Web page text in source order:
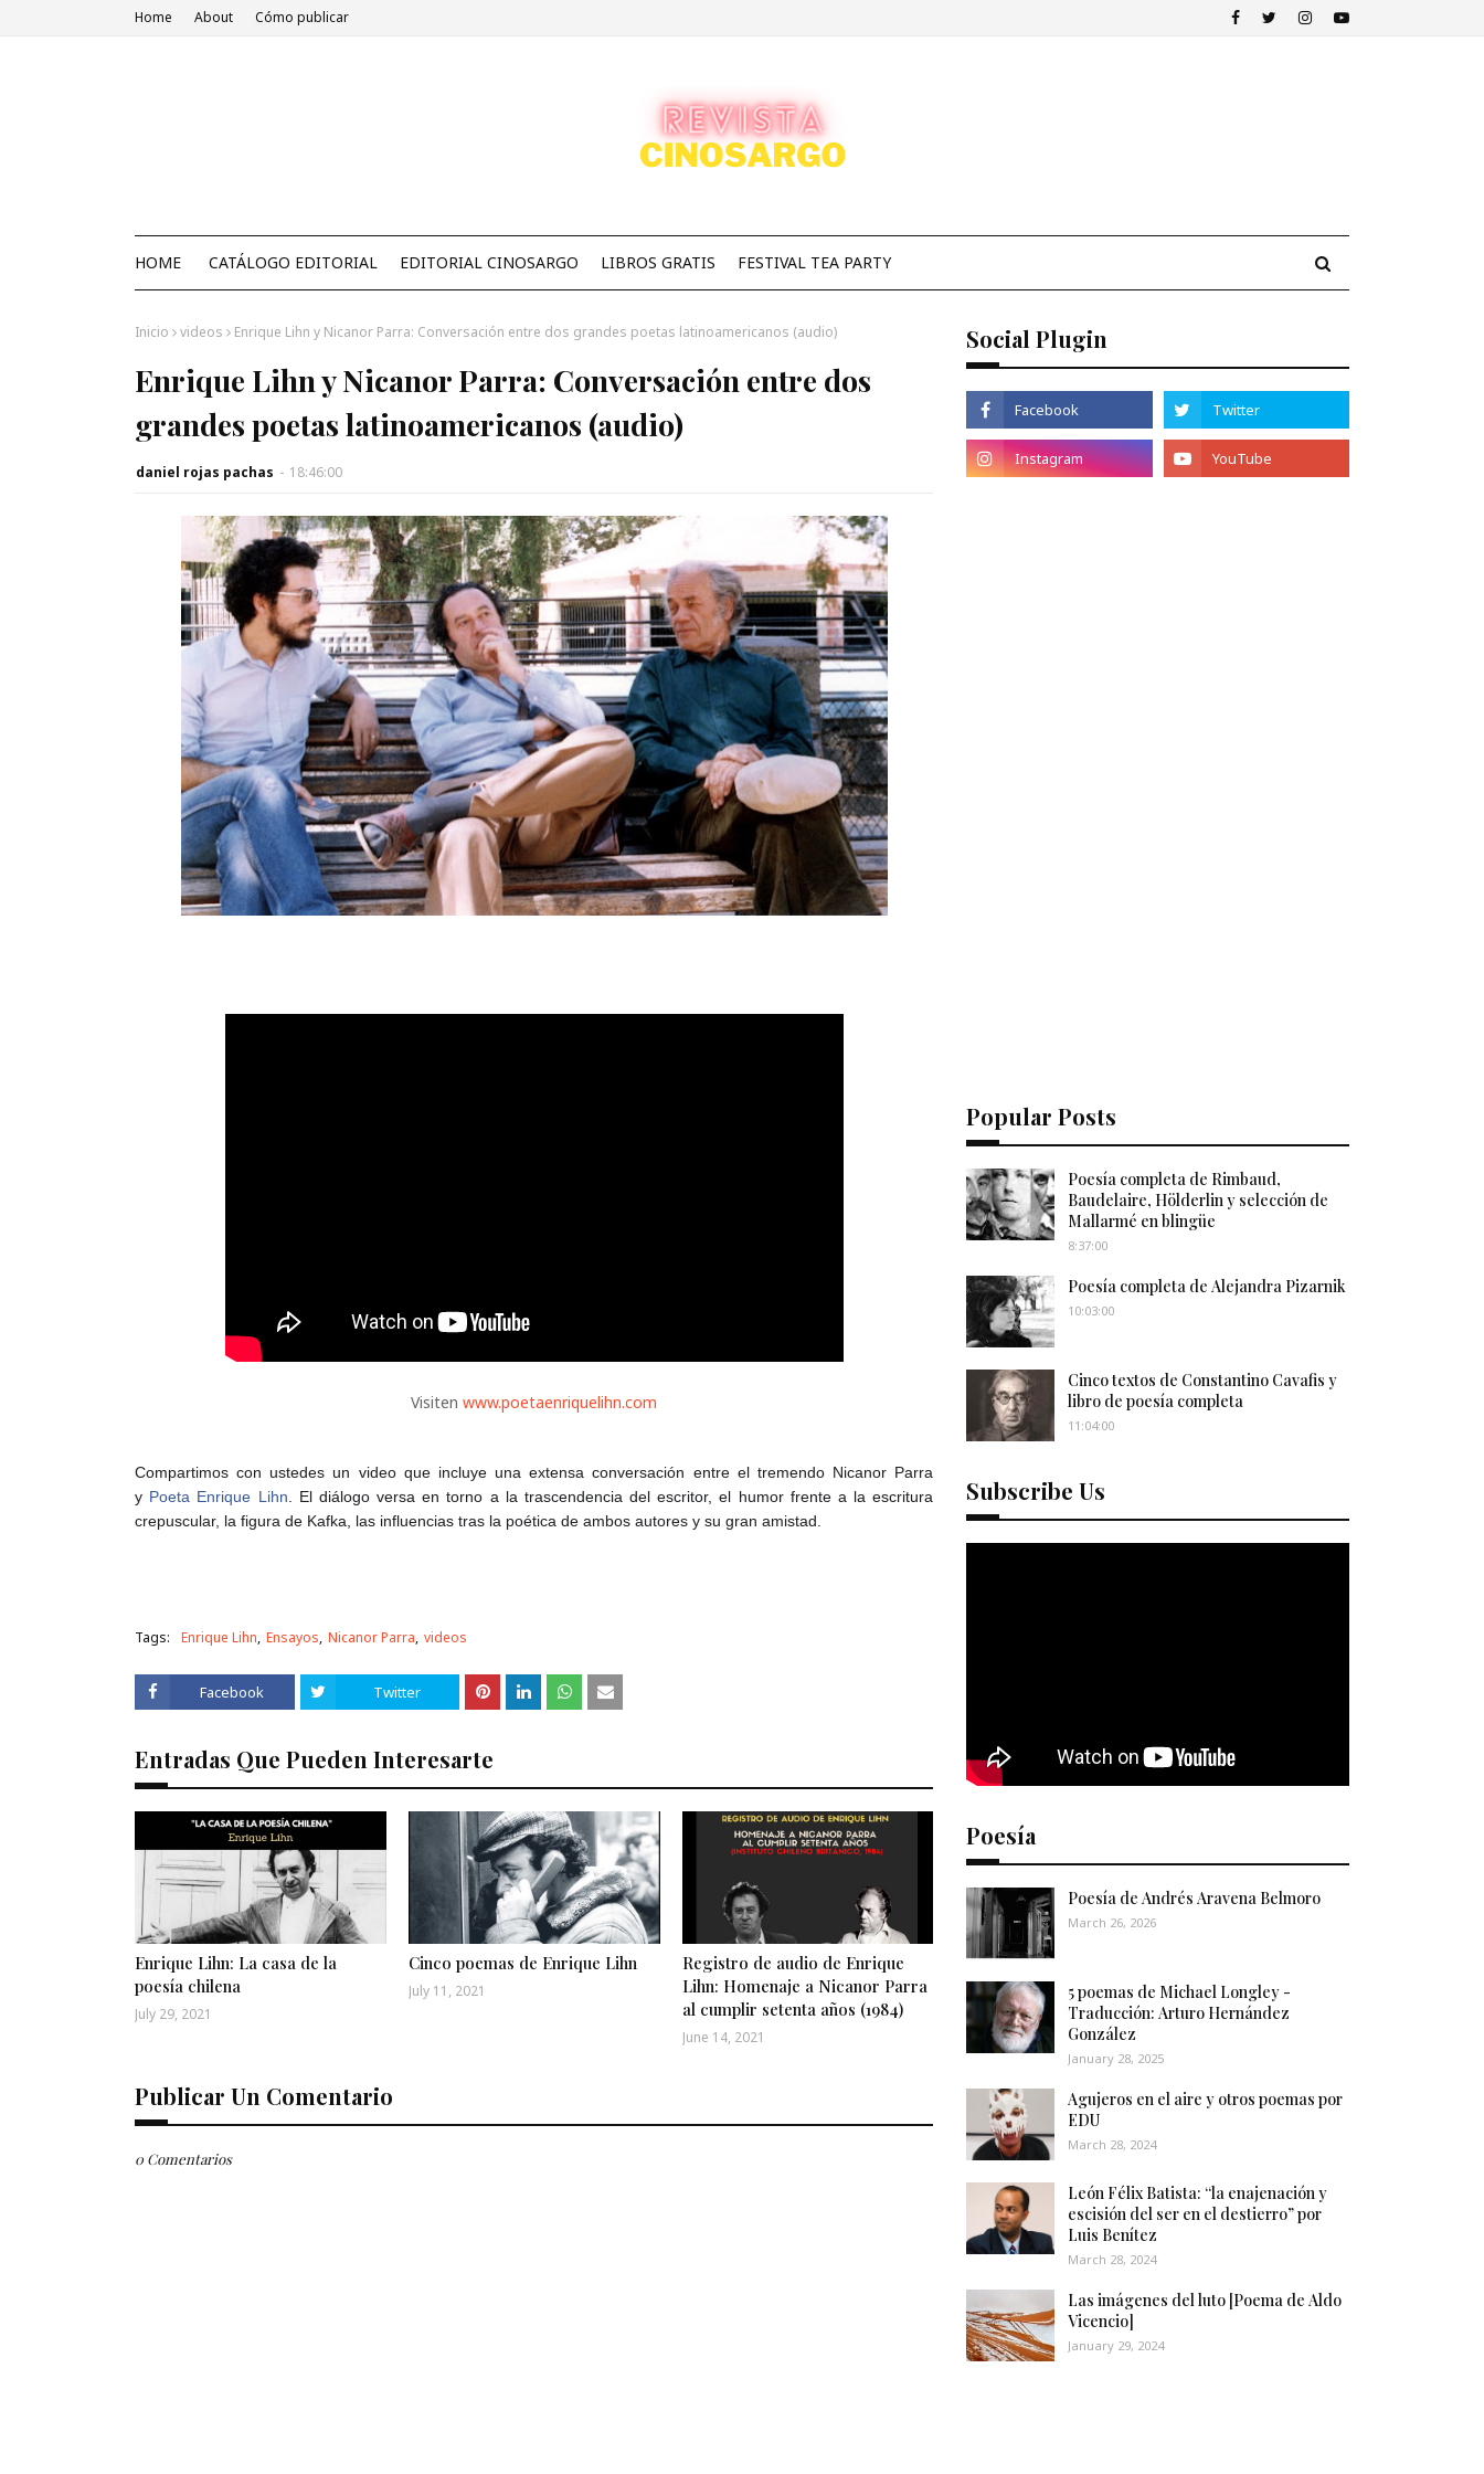
Home About Cómo publicar
HOME CATÁLOGO EDITORIAL EDITORIAL CINOSARGO LIBROS GRATIS FESTIVAL TEA PARTY
Inicio videos Enrique Lihn y Nicanor Parra: Conversación entre dos grandes poetas latinoamericanos (audio)
Enrique Lihn y Nicanor Parra: Conversación entre dos
grandes poetas latinoamericanos (audio)
daniel rojas pachas - 18:46:00
Visitenwww.poetaenriquelihn.com
Compartimos con ustedes un video que incluye una extensa conversación entre el tremendo Nicanor Parra
y Poeta Enrique Lihn . El diálogo versa en torno a la trascendencia del escritor, el humor frente a la escritura
crepuscular, la figura de Kafka, las influencias tras la poética de ambos autores y su gran amistad.
Tags: Enrique Lihn Ensayos Nicanor Parra videos
Facebook Twitter
Entradas Que Pueden Interesarte
Enrique Lihn: La casa de la
poesía chilena
July 29, 2021
Cinco poemas de Enrique Lihn
July 11, 2021
Registro de audio de Enrique
Lihn: Homenaje a Nicanor Parra
al cumplir setenta años (1984)
June 14, 2021
Publicar Un Comentario
0 Comentarios
Social Plugin
Popular Posts
Poesía completa de Rimbaud,
Baudelaire, Hölderlin y selección de
Mallarmé en blingüe
8:37:00
Poesía completa de Alejandra Pizarnik
10:03:00
Cinco textos de Constantino Cavafis y
libro de poesía completa
11:04:00
Subscribe Us
Poesía
Poesía de Andrés Aravena Belmoro
March 26, 2026
5 poemas de Michael Longley -
Traducción: Arturo Hernández
González
January 28, 2025
Agujeros en el aire y otros poemas por
EDU
March 28, 2024
León Félix Batista: “la enajenación y
escisión del ser en el destierro” por
Luis Benítez
March 28, 2024
Las imágenes del luto [Poema de Aldo
Vicencio]
January 29, 2024